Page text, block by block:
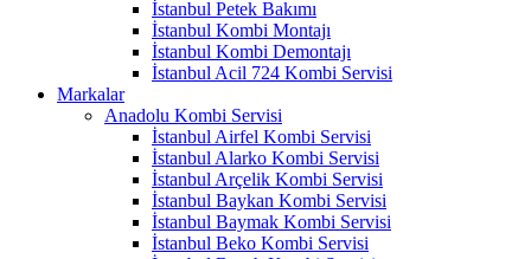
İstanbul Petek Bakımı
İstanbul Kombi Montajı
İstanbul Kombi Demontajı
İstanbul Acil 724 Kombi Servisi
Markalar
Anadolu Kombi Servisi
İstanbul Airfel Kombi Servisi
İstanbul Alarko Kombi Servisi
İstanbul Arçelik Kombi Servisi
İstanbul Baykan Kombi Servisi
İstanbul Baymak Kombi Servisi
İstanbul Beko Kombi Servisi